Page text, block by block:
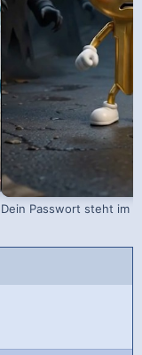
Dein Passwort steht im